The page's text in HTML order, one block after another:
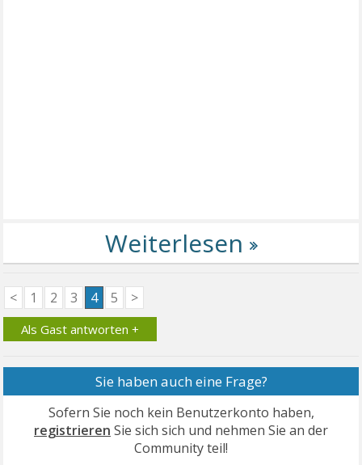
< 1 2 3 4 5 >
Als Gast antworten +
Sie haben auch eine Frage?
Sofern Sie noch kein Benutzerkonto haben,
registrieren Sie sich sich und nehmen Sie an der
Community teil!